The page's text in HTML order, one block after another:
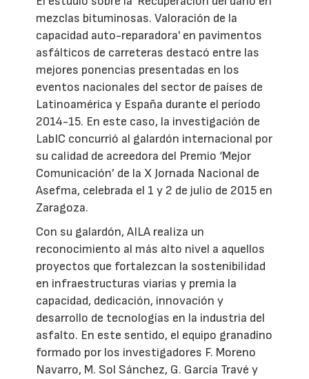
mezclas bituminosas. Valoración de la
capacidad auto-reparadora' en pavimentos
asfálticos de carreteras destacó entre las
mejores ponencias presentadas en los
eventos nacionales del sector de países de
Latinoamérica y España durante el período
2014-15. En este caso, la investigación de
LabIC concurrió al galardón internacional por
su calidad de acreedora del Premio ‘Mejor
Comunicación’ de la X Jornada Nacional de
Asefma, celebrada el 1 y 2 de julio de 2015 en
Zaragoza.
Con su galardón, AILA realiza un
reconocimiento al más alto nivel a aquellos
proyectos que fortalezcan la sostenibilidad
en infraestructuras viarias y premia la
capacidad, dedicación, innovación y
desarrollo de tecnologías en la industria del
asfalto. En este sentido, el equipo granadino
formado por los investigadores F. Moreno
Navarro, M. Sol Sánchez, G. García Travé y